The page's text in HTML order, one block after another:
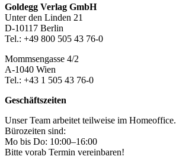
Footer-
Section
Goldegg Verlag GmbH
Unter den Linden 21
D-10117 Berlin
Tel.: +49 800 505 43 76-0
Mommsengasse 4/2
A-1040 Wien
Tel.: +43 1 505 43 76-0
Geschäftszeiten
Unser Team arbeitet teilweise im Homeoffice.
Bürozeiten sind:
Mo bis Do: 10:00–16:00
Bitte vorab Termin vereinbaren!